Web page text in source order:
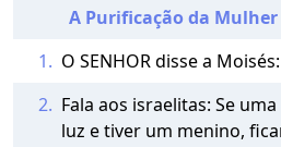
A Purificação da
1. O SENHOR disse a Moisés:
2. Fala aos israelitas: Se
luz e tiver um menino,